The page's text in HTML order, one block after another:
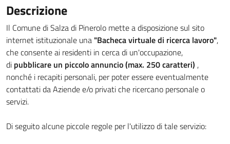
Descrizione
Il Comune di Salza di Pinerolo mette a disposizione sul sito
internet istituzionale una "Bacheca virtuale di ricerca lavoro",
che consente ai residenti in cerca di un'occupazione,
di pubblicare un piccolo annuncio (max. 250 caratteri) ,
nonché i recapiti personali, per poter essere eventualmente
contattati da Aziende e/o privati che ricercano personale o
servizi.
Di seguito alcune piccole regole per l'utilizzo di tale servizio: